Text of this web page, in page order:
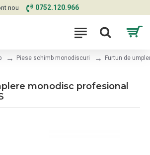
nou 0752.120.966
Piese schimb monodiscuri Furtun de
monodisc profesional